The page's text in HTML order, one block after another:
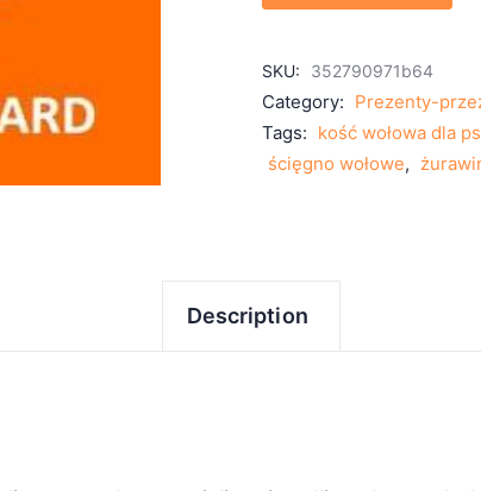
SKU: 352790971b64
Category: Prezenty-
Tags: kość wołowa dla
ścięgno wołowe,
Description